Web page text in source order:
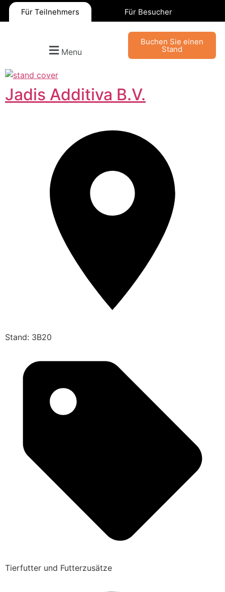
Für Teilnehmers Für Besucher
Menu
Buchen Sie einen
Stand
Jadis Additiva B.V.
Stand: 3B20
Tierfutter und Futterzusätze